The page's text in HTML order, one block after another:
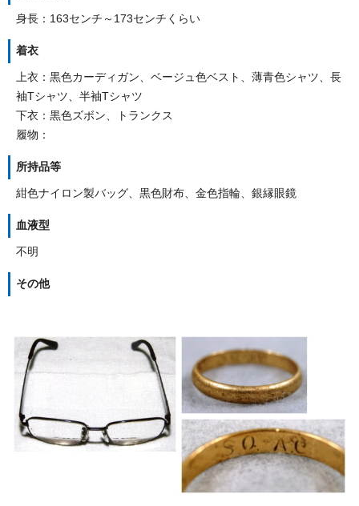
身長：163センチ～173センチくらい
着衣
上衣：黒色カーディガン、ベージュ色ベスト、薄青色シャツ、長
袖Tシャツ、半袖Tシャツ
下衣：黒色ズボン、トランクス
履物：
所持品等
紺色ナイロン製バッグ、黒色財布、金色指輪、銀縁眼鏡
血液型
不明
その他